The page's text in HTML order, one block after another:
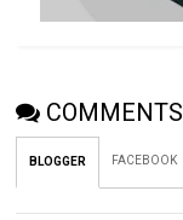
COMMENTS
BLOGGER FACEBOOK